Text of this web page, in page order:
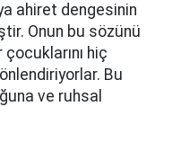
ahiret dengesinin
Onun bu sözünü
hiç
Bu
ve ruhsal